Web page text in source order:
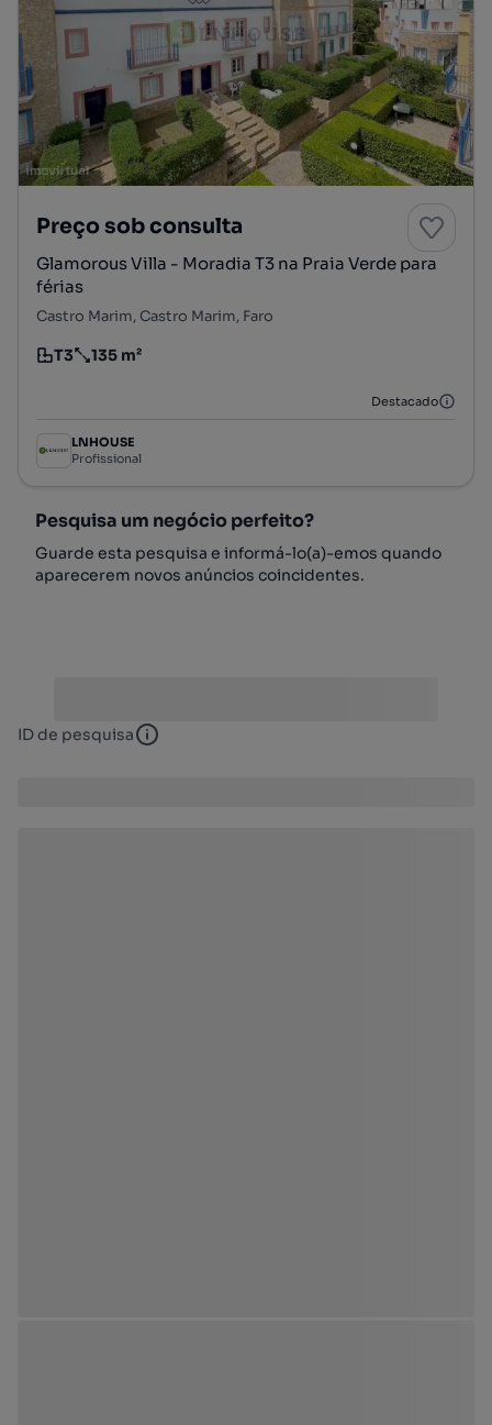
Preço sob consulta
Glamorous Villa - Moradia T3 na Praia Verde para
férias
Castro Marim, Castro Marim, Faro
Tipologia
T3
Preço por metro quadrado
135 m²
Destacado
LNHOUSE
Profissional
Pesquisa um negócio perfeito?
Guarde esta pesquisa e informá-lo(a)-emos quando
aparecerem novos anúncios coincidentes.
ID de pesquisa ID de pesquisa